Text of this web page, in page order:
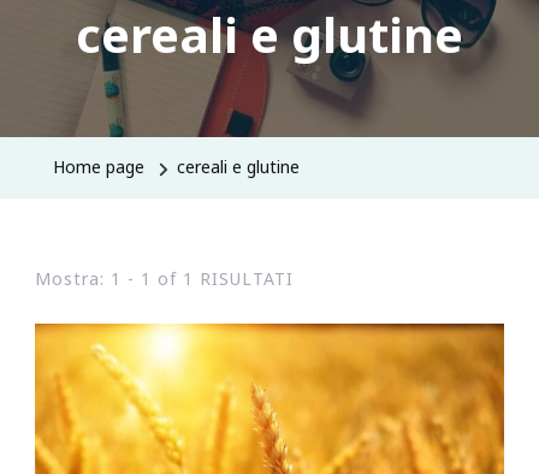
cereali e glutine
Home page cereali e glutine
Mostra: 1 - 1 of 1 RISULTATI